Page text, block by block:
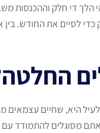
די חלק וההכנסות
לסיים את החודש. בין
היא, שחיים עצמאים
מסוגלים להתמודד עם